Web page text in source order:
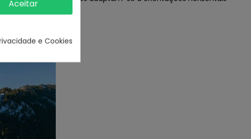
sociais.
Aceitar
e Cookies